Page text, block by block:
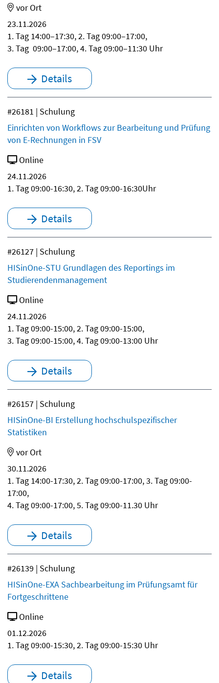
vor Ort
23.11.2026
1. Tag 14:00–17:30, 2. Tag 09:00–17:00,
3. Tag 09:00–17:00, 4. Tag 09:00–11:30 Uhr
Details
#26181 | Schulung
Einrichten von Workflows zur Bearbeitung und Prüfung
von E-Rechnungen in FSV
Online
24.11.2026
1. Tag 09:00-16:30, 2. Tag 09:00-16:30Uhr
Details
#26127 | Schulung
HISinOne-STU Grundlagen des Reportings im
Studierendenmanagement
Online
24.11.2026
1. Tag 09:00-15:00, 2. Tag 09:00-15:00,
3. Tag 09:00-15:00, 4. Tag 09:00-13:00 Uhr
Details
#26157 | Schulung
HISinOne-BI Erstellung hochschulspezifischer
Statistiken
vor Ort
30.11.2026
1. Tag 14:00-17:30, 2. Tag 09:00-17:00, 3. Tag 09:00-
17:00,
4. Tag 09:00-17:00, 5. Tag 09:00-11.30 Uhr
Details
#26139 | Schulung
HISinOne-EXA Sachbearbeitung im Prüfungsamt für
Fortgeschrittene
Online
01.12.2026
1. Tag 09:00-15:30, 2. Tag 09:00-15:30 Uhr
Details